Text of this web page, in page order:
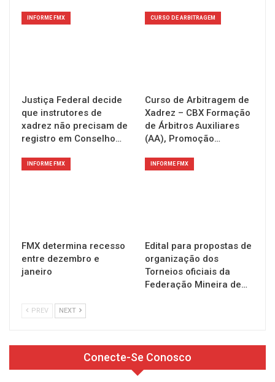
INFORME FMX
Justiça Federal decide
que instrutores de
xadrez não precisam de
registro em Conselho…
CURSO DE ARBITRAGEM
Curso de Arbitragem de
Xadrez – CBX Formação
de Árbitros Auxiliares
(AA), Promoção…
INFORME FMX
FMX determina recesso
entre dezembro e
janeiro
INFORME FMX
Edital para propostas de
organização dos
Torneios oficiais da
Federação Mineira de…
PREV NEXT
Conecte-Se Conosco